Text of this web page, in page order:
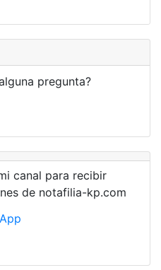
pregunta?
canal para recibir
de notafilia-kp.com